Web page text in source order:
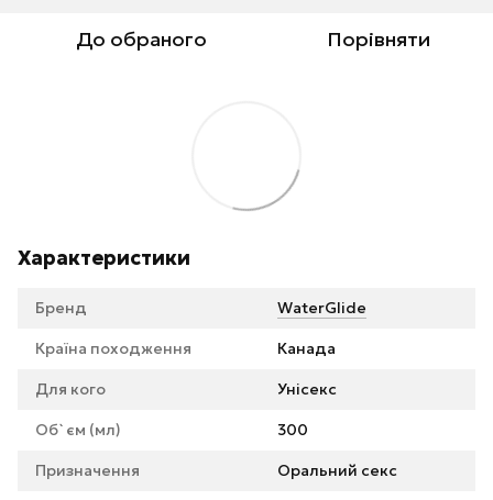
До обраного Порівняти
Характеристики
Бренд WaterGlide
Країна походження Канада
Для кого Унісекс
Об`єм (мл) 300
Призначення Оральний секс